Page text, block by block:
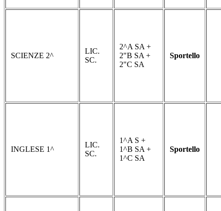
SCIENZE 2^
LIC.
SC.
2^A SA +
2"B SA +
2"C SA
Sportello
INGLESE 1^
LIC.
SC.
1^A S +
1^B SA +
1^C SA
Sportello